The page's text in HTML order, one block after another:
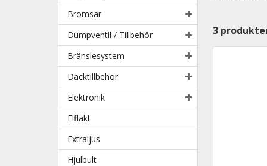
Bromsar
Dumpventil / Tillbehör
Bränslesystem
Däcktillbehör
Elektronik
Elfläkt
Extraljus
Hjulbult
3